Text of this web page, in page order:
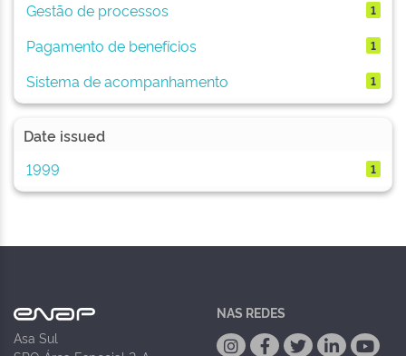
Gestão de processos 1
Pagamento de benefícios 1
Sistema de acompanhamento 1
Date issued
1999
1
Asa Sul
NAS REDES